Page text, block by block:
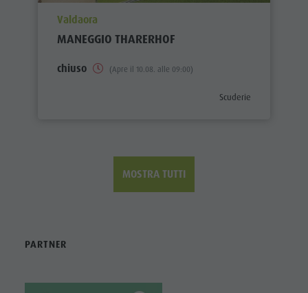
aria.poi_location_prefix
Valdaora
MANEGGIO THARERHOF
chiuso (Apre il 10.08. alle 09:00)
aria.poi_category_prefix
Scuderie
MOSTRA TUTTI
PARTNER